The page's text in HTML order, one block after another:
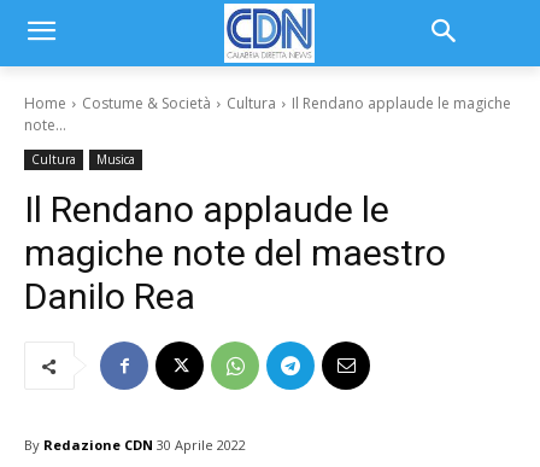
Home Costume & Società Cultura
Il Rendano applaude le magiche
note...
Cultura Musica
Il Rendano applaude le
magiche note del maestro
Danilo Rea
By Redazione CDN 30 Aprile 2022